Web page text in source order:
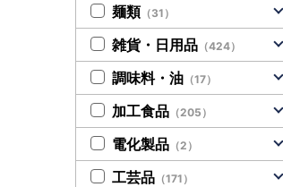
麺類 （31）
雑貨・日用品 （424）
調味料・油 （17）
加工食品 （205）
電化製品 （2）
工芸品 （171）